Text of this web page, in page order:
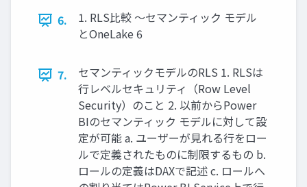
6.
1. RLS比較 ～セマンティック モデル
とOneLake 6
7.
セマンティックモデルのRLS 1. RLSは
行レベルセキュリティ（Row Level
Security）のこと 2. 以前からPower
BIのセマンティック モデルに対して設
定が可能 a. ユーザーが見れる行をロー
ルで定義されたものに制限するもの b.
ロールの定義はDAXで記述 c. ロールへ